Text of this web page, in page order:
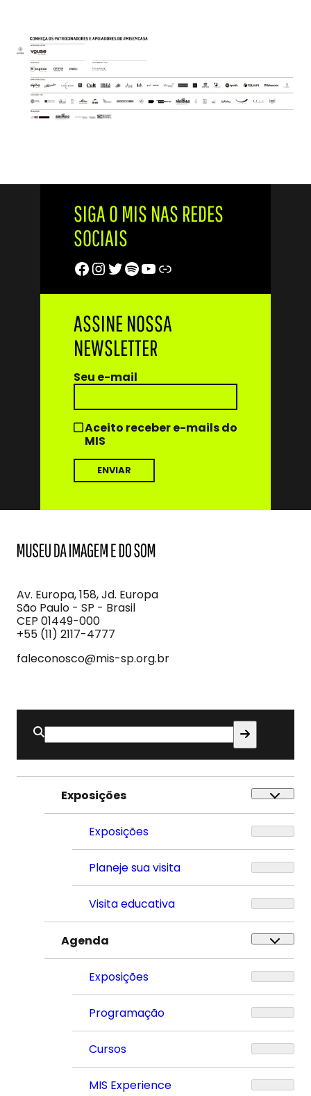
SIGA O MIS NAS REDES
SOCIAIS
Facebook
Instagram
Twitter
Spotify
Youtube
Trip Advisor
ASSINE NOSSA
NEWSLETTER
Seu e-mail
Aceito receber e-mails do
MIS
Imagem
e
do
Som
Av. Europa, 158, Jd. Europa
São Paulo - SP - Brasil
CEP 01449-000
+55 (11) 2117-4777
faleconosco@mis-sp.org.br
Buscar
por:
Exposições
Exposições
Planeje sua visita
Visita educativa
Agenda
Exposições
Programação
Cursos
MIS Experience